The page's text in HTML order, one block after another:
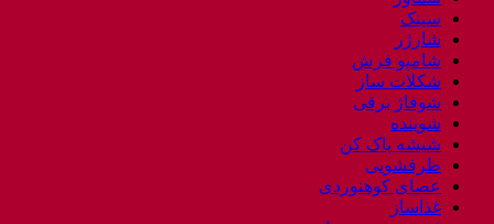
سینک
شارژر
شامپو فرش
شکلات ساز
شوفاژ برقی
شوینده
شیشه پاک کن
ظرفشویی
عصای کوهنوردی
غذاساز